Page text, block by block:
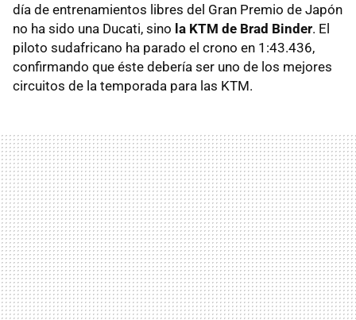
día de entrenamientos libres del Gran Premio de Japón
no ha sido una Ducati, sino la KTM de Brad Binder. El
piloto sudafricano ha parado el crono en 1:43.436,
confirmando que éste debería ser uno de los mejores
circuitos de la temporada para las KTM.